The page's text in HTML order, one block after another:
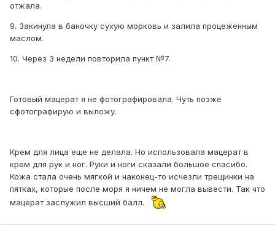
отжала.
9. Закинула в баночку сухую морковь и залила процеженным
маслом.
10. Через 3 недели повторила пункт №7.
Готовый мацерат я не фотографировала. Чуть позже
сфотографирую и выложу.
Крем для лица еще не делала. Но использовала мацерат в
крем для рук и ног. Руки и ноги сказали большое спасибо.
Кожа стала очень мягкой и наконец-то исчезли трещинки на
пятках, которые после моря я ничем не могла вывести. Так что
мацерат заслужил высший балл.